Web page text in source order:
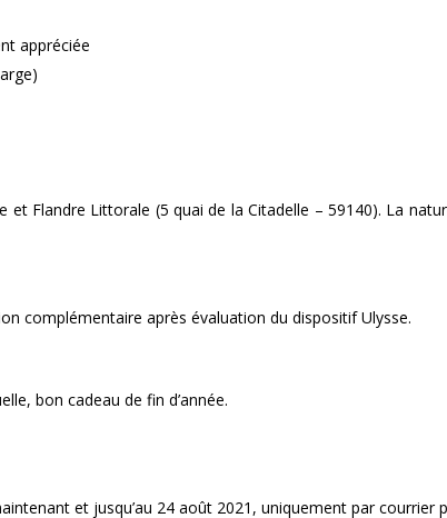
appréciée
Flandre Littorale (5 quai de la Citadelle – 59140). La
complémentaire après évaluation du dispositif Ulysse.
bon cadeau de fin d’année.
et jusqu’au 24 août 2021, uniquement par courrier